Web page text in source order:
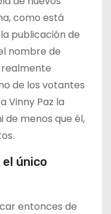
como está
publicación de
nombre de
realmente
de los votantes
Vinny Paz la
de menos que él,
único
entonces de